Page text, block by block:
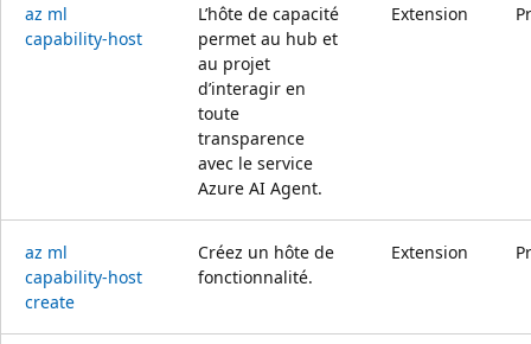
az ml
capability-host
L’hôte de capacité
permet au hub et
au projet
d’interagir en
toute
transparence
avec le service
Azure AI Agent.
Extension
az ml
capability-host
create
Créez un hôte de
fonctionnalité.
Extension